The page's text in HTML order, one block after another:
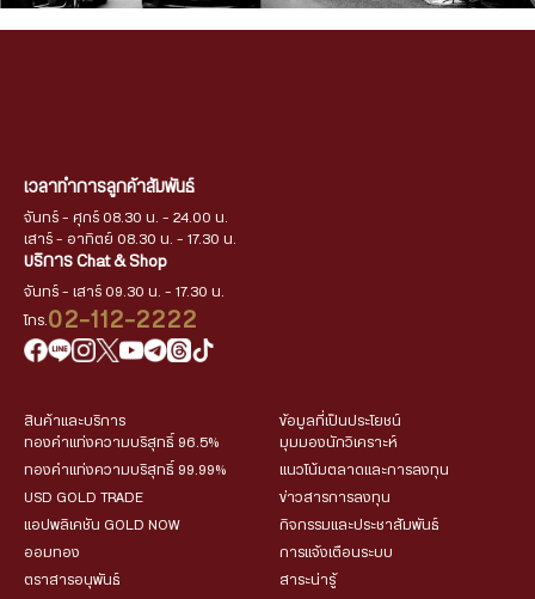
เวลาทำการลูกค้าสัมพันธ์
จันทร์ - ศุกร์ 08.30 น. - 24.00 น.
เสาร์ - อาทิตย์ 08.30 น. - 17.30 น.
บริการ Chat & Shop
จันทร์ - เสาร์ 09.30 น. - 17.30 น.
โทร. 02-112-2222
สินค้าและบริการ
ทองคำแท่งความบริสุทธิ์ 96.5%
ทองคำแท่งความบริสุทธิ์ 99.99%
USD GOLD TRADE
แอปพลิเคชัน GOLD NOW
ออมทอง
ตราสารอนุพันธ์
ข้อมูลที่เป็นประโยชน์
มุมมองนักวิเคราะห์
แนวโน้มตลาดและการลงทุน
ข่าวสารการลงทุน
กิจกรรมและประชาสัมพันธ์
การแจ้งเตือนระบบ
สาระน่ารู้